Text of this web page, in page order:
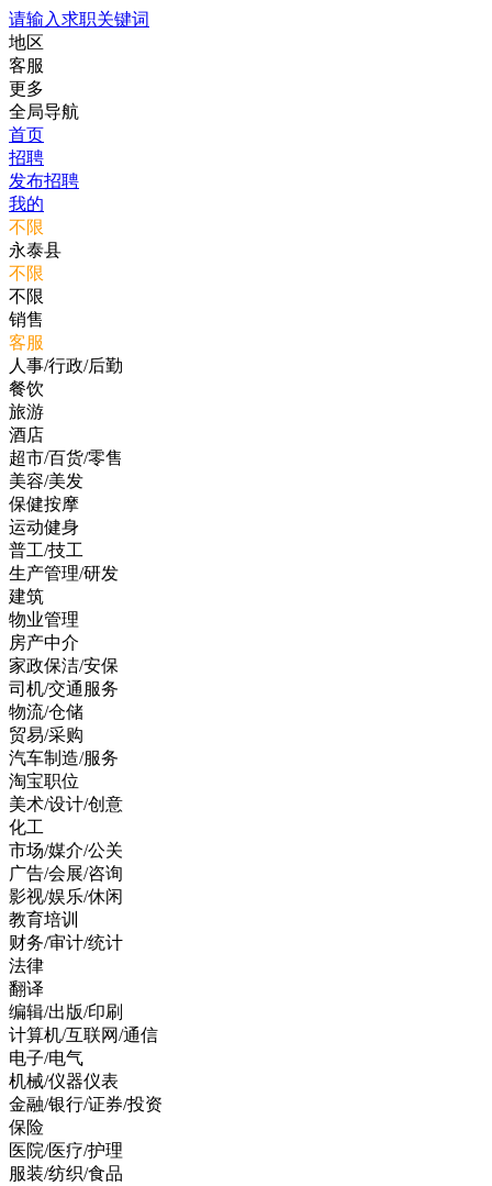
请输入求职关键词
地区
客服
更多
全局导航
首页
招聘
发布招聘
我的
不限
永泰县
不限
不限
销售
客服
人事/行政/后勤
餐饮
旅游
酒店
超市/百货/零售
美容/美发
保健按摩
运动健身
普工/技工
生产管理/研发
建筑
物业管理
房产中介
家政保洁/安保
司机/交通服务
物流/仓储
贸易/采购
汽车制造/服务
淘宝职位
美术/设计/创意
化工
市场/媒介/公关
广告/会展/咨询
影视/娱乐/休闲
教育培训
财务/审计/统计
法律
翻译
编辑/出版/印刷
计算机/互联网/通信
电子/电气
机械/仪器仪表
金融/银行/证券/投资
保险
医院/医疗/护理
服装/纺织/食品